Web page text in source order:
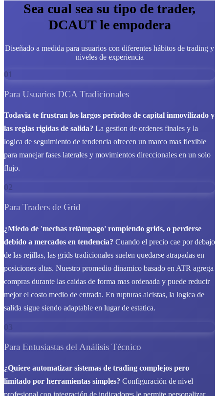
Sea cual sea su tipo de trader,
DCAUT le empodera
Diseñado a medida para usuarios con diferentes hábitos de trading y
niveles de experiencia
01
Para Usuarios DCA Tradicionales
Todavia te frustran los largos periodos de capital inmovilizado y
las reglas rigidas de salida? La gestion de ordenes finales y la
logica de seguimiento de tendencia ofrecen un marco mas flexible
para manejar fases laterales y movimientos direccionales en un solo
flujo.
02
Para Traders de Grid
¿Miedo de 'mechas relámpago' rompiendo grids, o perderse
debido a mercados en tendencia? Cuando el precio cae por debajo
de las rejillas, las grids tradicionales suelen quedarse atrapadas en
posiciones altas. Nuestro promedio dinamico basado en ATR agrega
compras durante las caidas de forma mas ordenada y puede reducir
mejor el costo medio de entrada. En rupturas alcistas, la logica de
salida sigue siendo adaptable en lugar de estatica.
03
Para Entusiastas del Análisis Técnico
¿Quiere automatizar sistemas de trading complejos pero
limitado por herramientas simples? Configuración de nivel